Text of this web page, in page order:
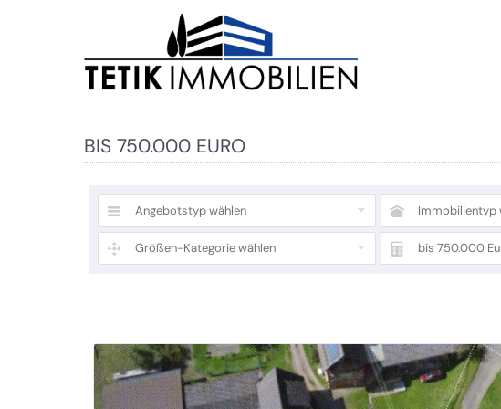
BIS 750.000 EURO
Angebotstyp wählen Immobilientyp
Größen-Kategorie wählen bis 750.000